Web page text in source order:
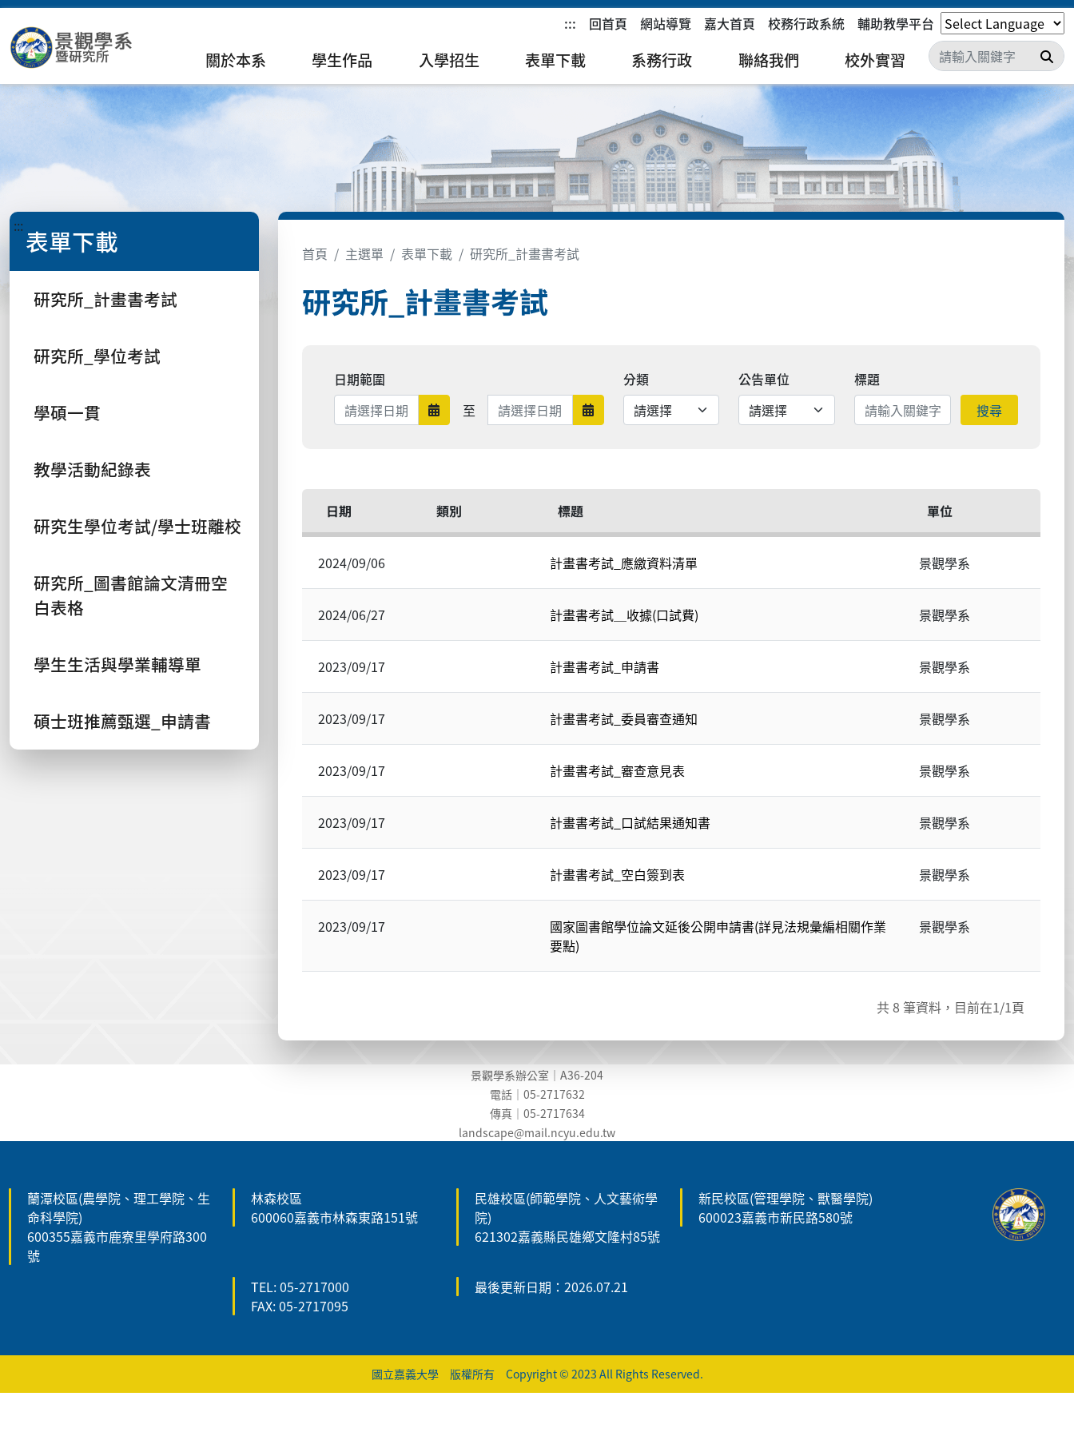
::: 回首頁 網站導覽 嘉大首頁 校務行政系統 輔助教學平台
關於本系 學生作品 入學招生 表單下載 系務行政 聯絡我們 校外實習 搜
::: 表單下載
研究所_計畫書考試
研究所_學位考試
學碩一貫
教學活動紀錄表
研究生學位考試/學士班離校
研究所_圖書館論文清冊空
白表格
學生生活與學業輔導單
碩士班推薦甄選_申請書
首頁 主選單 表單下載 研究所_計畫書考試
研究所_計畫書考試
日期範圍
日期範圍開始
至 日期範圍結束 日期範圍結束
分類 公告單位
標題
搜尋
日期 類別 標題 單位
2024/09/06 計畫書考試_應繳資料清單 景觀學系
2024/06/27 計畫書考試＿收據(口試費) 景觀學系
2023/09/17 計畫書考試_申請書 景觀學系
2023/09/17 計畫書考試_委員審查通知 景觀學系
2023/09/17 計畫書考試_審查意見表 景觀學系
2023/09/17 計畫書考試_口試結果通知書 景觀學系
2023/09/17 計畫書考試_空白簽到表 景觀學系
2023/09/17
國家圖書館學位論文延後公開申請書(詳見法規彙編相關作業
要點)
景觀學系
共8 筆資料，目前在1/1頁
景觀學系辦公室｜A36-204
電話｜05-2717632
傳真｜05-2717634
landscape@mail.ncyu.edu.tw
蘭潭校區(農學院、理工學院、生
命科學院)
600355嘉義市鹿寮里學府路300
號
林森校區
600060嘉義市林森東路151號
民雄校區(師範學院、人文藝術學
院)
621302嘉義縣民雄鄉文隆村85號
新民校區(管理學院、獸醫學院)
600023嘉義市新民路580號
TEL: 05-2717000
FAX: 05-2717095
最後更新日期：2026.07.21
國立嘉義大學 版權所有 Copyright © 2023 All Rights Reserved.